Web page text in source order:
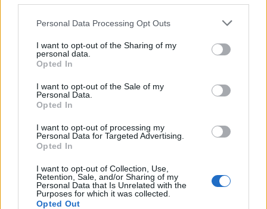
Personal Data Processing Opt Outs
I want to opt-out of the Sharing of my
personal data.
Opted In
I want to opt-out of the Sale of my
Personal Data.
Opted In
I want to opt-out of processing my
Personal Data for Targeted Advertising.
Opted In
I want to opt-out of Collection, Use,
Retention, Sale, and/or Sharing of my
Personal Data that Is Unrelated with the
Purposes for which it was collected.
Opted Out
wir nehmen auch 10er aber dann müssen die mindestens
20 Juli 2015
AlteLiebe
User
wir sind zu zweit Lv. 25 bzw. 21 und haben zur Zeit eine
eigene Gilde lv 7 und würden erst mal etwas mehr von
25 Juli 2015